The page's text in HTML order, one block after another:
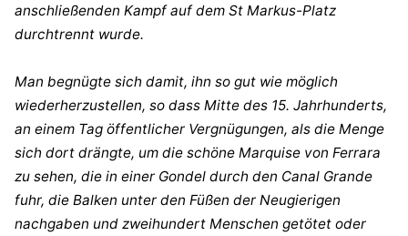
anschließenden Kampf auf dem St Markus-Platz
durchtrennt wurde.
Man begnügte sich damit, ihn so gut wie möglich
wiederherzustellen, so dass Mitte des 15. Jahrhunderts,
an einem Tag öffentlicher Vergnügungen, als die Menge
sich dort drängte, um die schöne Marquise von Ferrara
zu sehen, die in einer Gondel durch den Canal Grande
fuhr, die Balken unter den Füßen der Neugierigen
nachgaben und zweihundert Menschen getötet oder